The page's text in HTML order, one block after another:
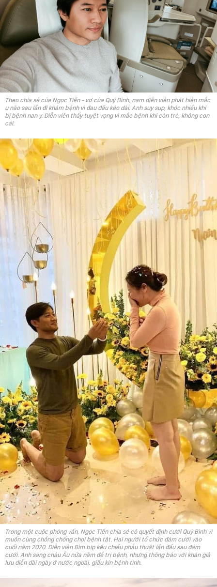
Theo chia sẻ của Ngọc Tiền - vợ của Quý Bình, nam diễn viên phát hiện mắc
u não sau lần đi khám bệnh vì đau đầu kéo dài. Anh suy sụp, khóc nhiều khi
bị bệnh nan y. Diễn viên thấy tuyệt vọng vì mắc bệnh khi còn trẻ, không con
cái.
Trong một cuộc phỏng vấn, Ngọc Tiền chia sẻ cô quyết định cưới Quý Bình vì
muốn cùng chồng chống chọi bệnh tật. Hai người tổ chức đám cưới vào
cuối năm 2020. Diễn viên Bìm bịp kêu chiều phẫu thuật lần đầu sau đám
cưới. Anh sang châu Âu nửa năm để trị bệnh, nhưng thông báo với khán giả
lưu diễn dài ngày ở nước ngoài, giấu kín bệnh tình.